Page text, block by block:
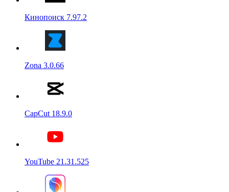
Кинопоиск 7.97.2
Zona 3.0.66
CapCut 18.9.0
YouTube 21.31.525